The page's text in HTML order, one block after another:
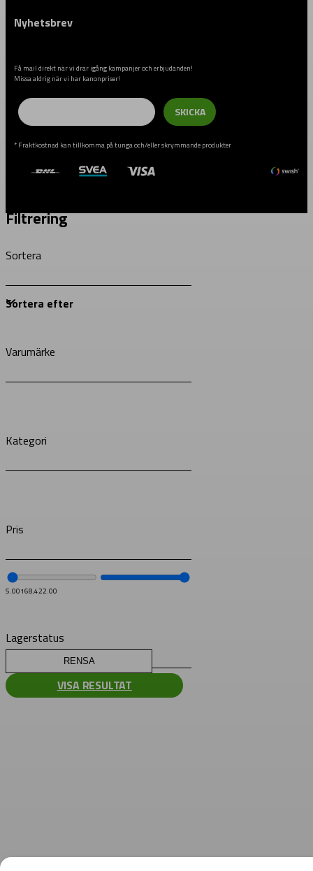
Nyhetsbrev
Få mail direkt när vi drar igång kampanjer och erbjudanden!
Missa aldrig när vi har kanonpriser!
Email
SKICKA
* Fraktkostnad kan tillkomma på tunga och/eller skrymmande produkter
Filtrering
Sortera
Varumärke
Kategori
Pris
5.00168,422.00
Lagerstatus
RENSA
VISA RESULTAT